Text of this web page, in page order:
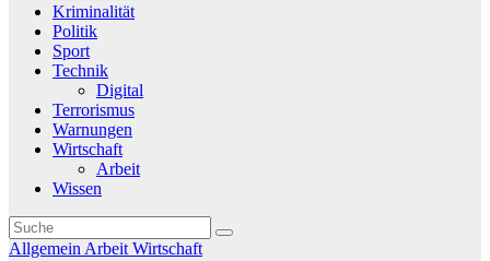
Kriminalität
Politik
Sport
Technik
Digital
Terrorismus
Warnungen
Wirtschaft
Arbeit
Wissen
Allgemein Arbeit Wirtschaft